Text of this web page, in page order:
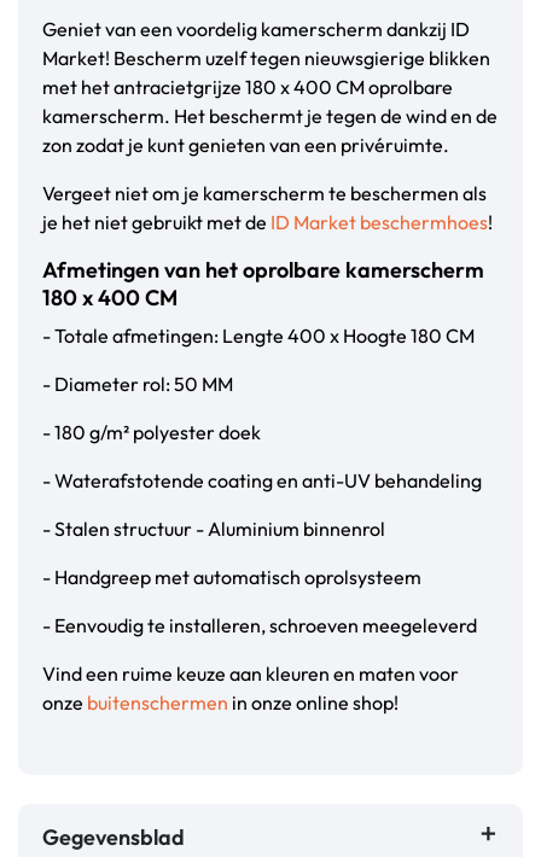
Geniet van een voordelig kamerscherm dankzij ID
Market! Bescherm uzelf tegen nieuwsgierige blikken
met het antracietgrijze 180 x 400 CM oprolbare
kamerscherm. Het beschermt je tegen de wind en de
zon zodat je kunt genieten van een privéruimte.
Vergeet niet om je kamerscherm te beschermen als
je het niet gebruikt met de ID Market beschermhoes!
Afmetingen van het oprolbare kamerscherm
180 x 400 CM
- Totale afmetingen: Lengte 400 x Hoogte 180 CM
- Diameter rol: 50 MM
- 180 g/m² polyester doek
- Waterafstotende coating en anti-UV behandeling
- Stalen structuur - Aluminium binnenrol
- Handgreep met automatisch oprolsysteem
- Eenvoudig te installeren, schroeven meegeleverd
Vind een ruime keuze aan kleuren en maten voor
onze buitenschermen in onze online shop!
Gegevensblad